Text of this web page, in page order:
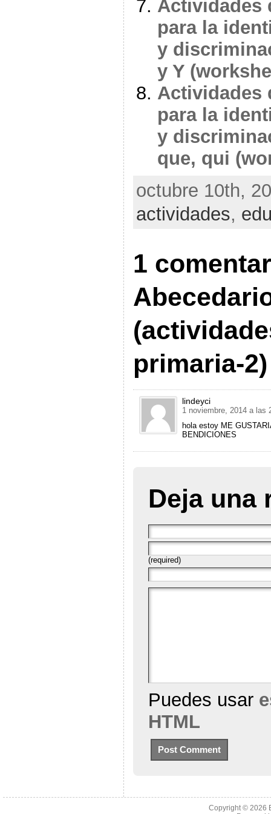
Actividades
para la
y
y Y
Actividades
para la
y
que, qui
octubre 10th,
actividades,
1
primaria-
lindeyci
1 noviembre, 2014 a las
hola estoy ME
BENDICIONES
Deja una
(required)
Puedes usar
HTML
Copyright © 2026